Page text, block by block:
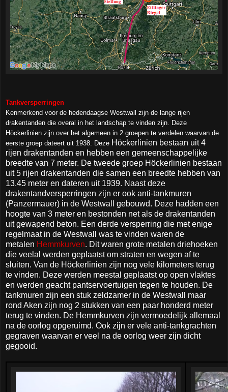
Tankversperringen
Kenmerkend voor de hedendaagse Westwall zijn de lange rijen
drakentanden die overal in het landschap te vinden zijn. Deze
Höckerlinien zijn over het algemeen in 2 groepen te verdelen waarvan de
eerste groep dateert uit 1938. Deze Höckerlinien bestaan uit 4
rijen drakentanden en hebben een gemeenschappelijke
breedte van 7 meter. De tweede groep Höckerlinien bestaan
uit 5 rijen drakentanden die samen een breedte hebben van
13.45 meter en dateren uit 1939. Naast deze
drakentandversperringen zijn er ook anti-tankmuren
(Panzermauer) in de Westwall gebouwd. Deze hadden een
hoogte van 3 meter en bestonden net als de drakentanden
uit gewapend beton. Een derde versperring die met enige
regelmaat in de Westwall was te vinden waren de
metalen Hemmkurven. Dit waren grote metalen driehoeken
die veelal werden geplaatst om straten en wegen af te
sluiten. Van de Höckerlinien zijn nog vele kilometers terug
te vinden. Deze werden meestal geplaatst op open vlaktes
en werden geacht pantservoertuigen tegen te houden. De
tankmuren zijn een stuk zeldzamer in de Westwall maar
rond Aken zijn nog 2 stukken van een paar honderd meter
terug te vinden. De Hemmkurven zijn vermoedelijk allemaal
na de oorlog opgeruimd. Ook zijn er vele anti-tankgrachten
gegraven waarvan er veel na de oorlog weer zijn dicht
gegooid.